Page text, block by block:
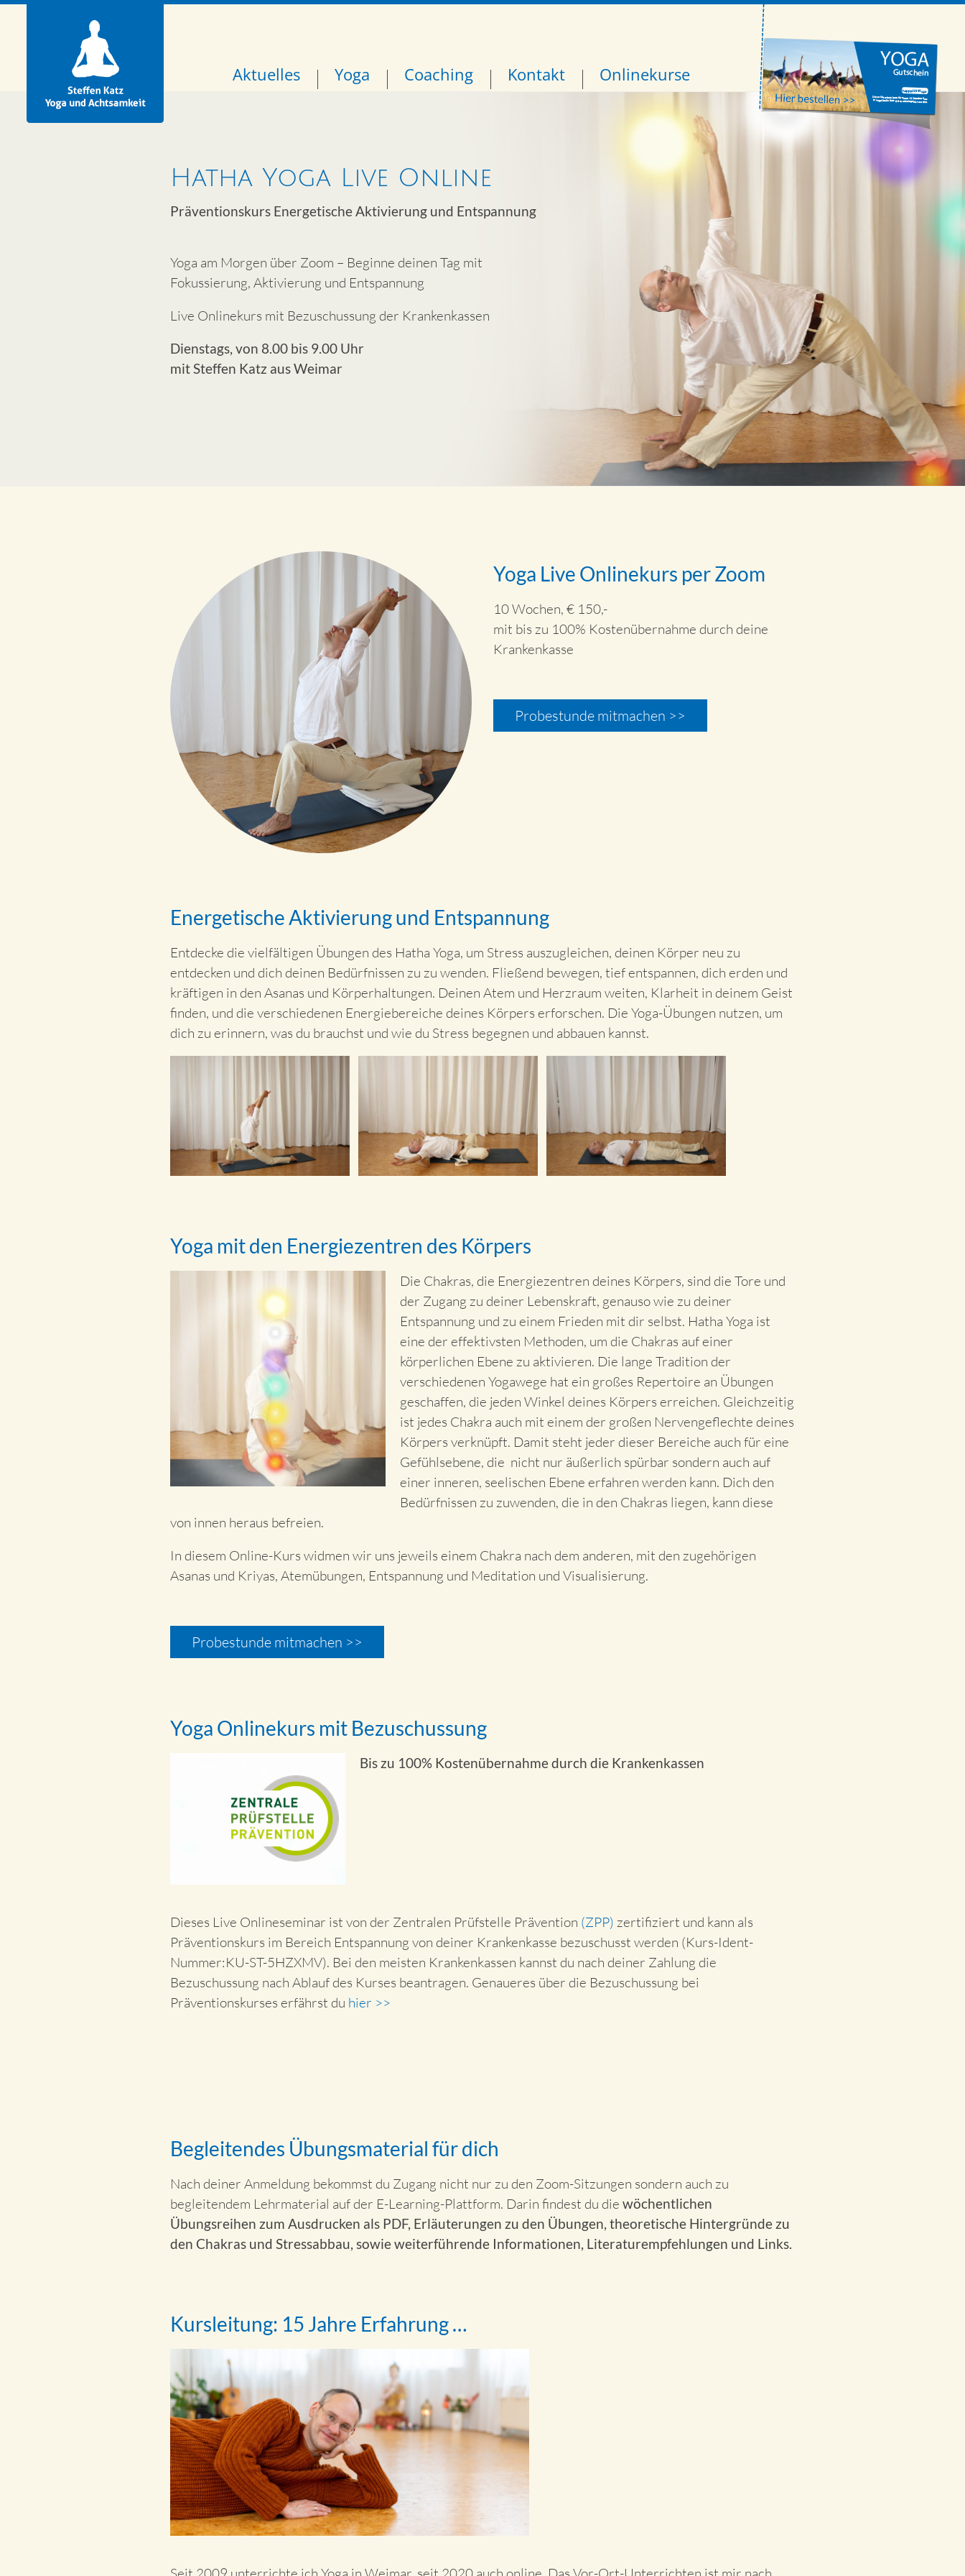
Aktuelles Yoga Coaching Kontakt Onlinekurse
Hatha Yoga Live Online
Präventionskurs Energetische Aktivierung und Entspannung
Yoga am Morgen über Zoom – Beginne deinen Tag mit
Fokussierung, Aktivierung und Entspannung
Live Onlinekurs mit Bezuschussung der Krankenkassen
Dienstags, von 8.00 bis 9.00 Uhr
mit Steffen Katz aus Weimar
Yoga Live Onlinekurs per Zoom
10 Wochen, € 150,-
mit bis zu 100% Kostenübernahme durch deine
Krankenkasse
Probestunde mitmachen >>
Energetische Aktivierung und Entspannung
Entdecke die vielfältigen Übungen des Hatha Yoga, um Stress auszugleichen, deinen Körper neu zu
entdecken und dich deinen Bedürfnissen zu zu wenden. Fließend bewegen, tief entspannen, dich erden und
kräftigen in den Asanas und Körperhaltungen. Deinen Atem und Herzraum weiten, Klarheit in deinem Geist
finden, und die verschiedenen Energiebereiche deines Körpers erforschen. Die Yoga-Übungen nutzen, um
dich zu erinnern, was du brauchst und wie du Stress begegnen und abbauen kannst.
Yoga mit den Energiezentren des Körpers
Die Chakras, die Energiezentren deines Körpers, sind die Tore und
der Zugang zu deiner Lebenskraft, genauso wie zu deiner
Entspannung und zu einem Frieden mit dir selbst. Hatha Yoga ist
eine der effektivsten Methoden, um die Chakras auf einer
körperlichen Ebene zu aktivieren. Die lange Tradition der
verschiedenen Yogawege hat ein großes Repertoire an Übungen
geschaffen, die jeden Winkel deines Körpers erreichen. Gleichzeitig
ist jedes Chakra auch mit einem der großen Nervengeflechte deines
Körpers verknüpft. Damit steht jeder dieser Bereiche auch für eine
Gefühlsebene, die nicht nur äußerlich spürbar sondern auch auf
einer inneren, seelischen Ebene erfahren werden kann. Dich den
Bedürfnissen zu zuwenden, die in den Chakras liegen, kann diese
von innen heraus befreien.
In diesem Online-Kurs widmen wir uns jeweils einem Chakra nach dem anderen, mit den zugehörigen
Asanas und Kriyas, Atemübungen, Entspannung und Meditation und Visualisierung.
Probestunde mitmachen >>
Yoga Onlinekurs mit Bezuschussung
Bis zu 100% Kostenübernahme durch die Krankenkassen
Dieses Live Onlineseminar ist von der Zentralen Prüfstelle Prävention (ZPP) zertifiziert und kann als
Präventionskurs im Bereich Entspannung von deiner Krankenkasse bezuschusst werden (Kurs-Ident-
Nummer:KU-ST-5HZXMV). Bei den meisten Krankenkassen kannst du nach deiner Zahlung die
Bezuschussung nach Ablauf des Kurses beantragen. Genaueres über die Bezuschussung bei
Präventionskurses erfährst du hier >>
Begleitendes Übungsmaterial für dich
Nach deiner Anmeldung bekommst du Zugang nicht nur zu den Zoom-Sitzungen sondern auch zu
begleitendem Lehrmaterial auf der E-Learning-Plattform. Darin findest du die wöchentlichen
Übungsreihen zum Ausdrucken als PDF, Erläuterungen zu den Übungen, theoretische Hintergründe zu
den Chakras und Stressabbau, sowie weiterführende Informationen, Literaturempfehlungen und Links.
Kursleitung: 15 Jahre Erfahrung …